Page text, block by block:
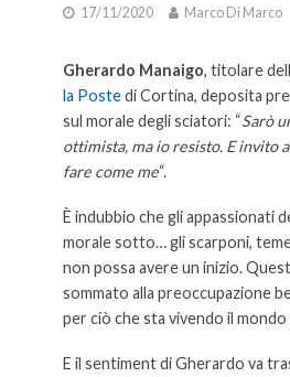
17/11/2020 Marco Di Marco
Gherardo Manaigo, titolare
la Postedi Cortina, deposita
sul morale degli sciatori: “Sarò
ottimista, ma io resisto. E invito
fare come me“.
È indubbio che gli appassionati
morale sotto… gli scarponi,
non possa avere un inizio.
sommato alla preoccupazione
per ciò che sta vivendo il
E il sentiment di Gherardo va